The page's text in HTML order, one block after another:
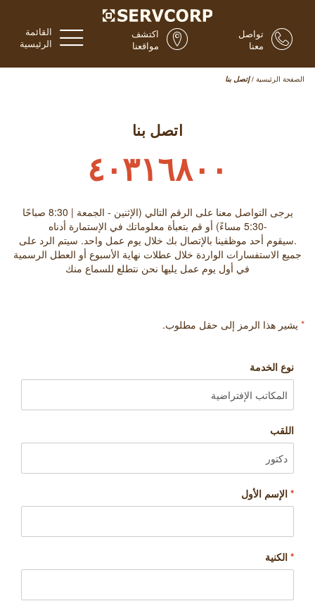
القائمة
الرئيسية
اكتشف
مواقعنا
تواصل
معنا
الصفحة الرئيسية / إتصل بنا
اتصل بنا
٤٠٣١٦٨٠٠
يرجى التواصل معنا على الرقم التالي (الإثنين - الجمعة | 8:30 صباحًا
-5:30 مساءً) أو قم بتعبأة معلوماتك في الإستمارة أدناه
.سيقوم أحد موظفينا بالإتصال بك خلال يوم عمل واحد. سيتم الرد على
جميع الاستفسارات الواردة خلال عطلات نهاية الأسبوع أو العطل الرسمية
في أول يوم عمل يليها نحن نتطلع للسماع منك
* يشير هذا الرمز إلى حقل مطلوب.
نوع الخدمة
اللقب
* الإسم الأول
* الكنية